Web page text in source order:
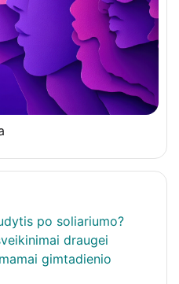
po soliariumo?
draugei
gimtadienio